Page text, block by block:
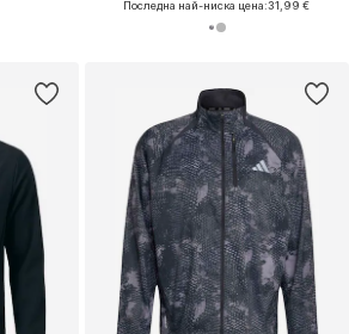
Последна най-ниска цена:31,99 €